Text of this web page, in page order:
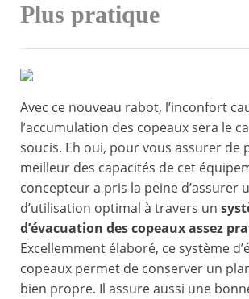
Plus pratique
Avec ce nouveau rabot, l’inconfort
l’accumulation des copeaux sera le
soucis. Eh oui, pour vous assurer de
meilleur des capacités de cet
concepteur a pris la peine d’assurer
d’utilisation optimal à travers un
d’évacuation des copeaux assez
Excellemment élaboré, ce système
copeaux permet de conserver un
bien propre. Il assure aussi une